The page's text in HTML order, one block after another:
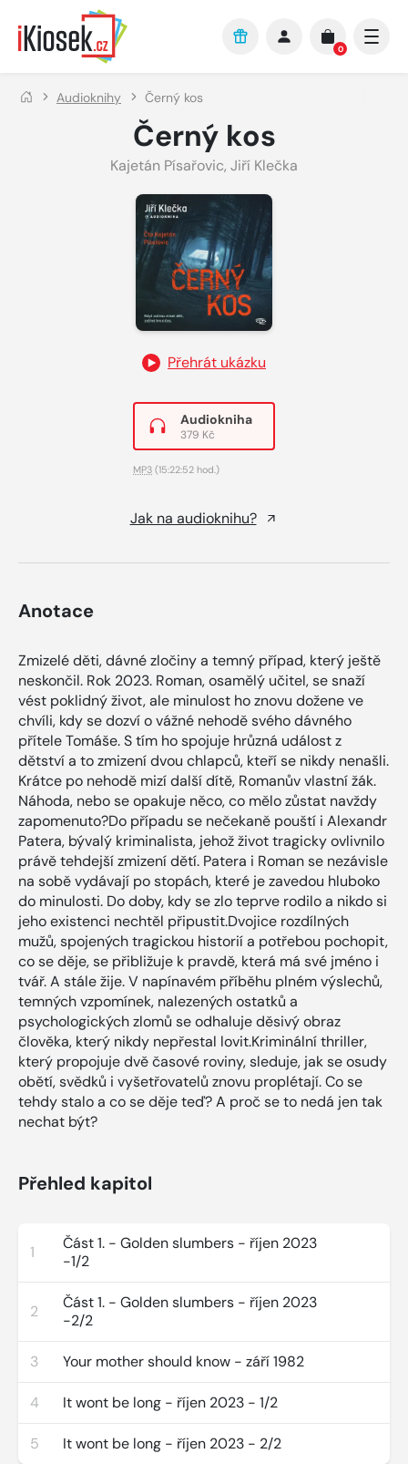
Přejít na hlavní obsah
0
Audioknihy Černý kos
Černý kos
Kajetán Písařovic, Jiří Klečka
Přehrát ukázku
Audiokniha
379 Kč
MP3 (15:22:52 hod.)
Jak na audioknihu?
Anotace
Zmizelé děti, dávné zločiny a temný případ, který ještě
neskončil. Rok 2023. Roman, osamělý učitel, se snaží
vést poklidný život, ale minulost ho znovu dožene ve
chvíli, kdy se dozví o vážné nehodě svého dávného
přítele Tomáše. S tím ho spojuje hrůzná událost z
dětství a to zmizení dvou chlapců, kteří se nikdy nenašli.
Krátce po nehodě mizí další dítě, Romanův vlastní žák.
Náhoda, nebo se opakuje něco, co mělo zůstat navždy
zapomenuto?Do případu se nečekaně pouští i Alexandr
Patera, bývalý kriminalista, jehož život tragicky ovlivnilo
právě tehdejší zmizení dětí. Patera i Roman se nezávisle
na sobě vydávají po stopách, které je zavedou hluboko
do minulosti. Do doby, kdy se zlo teprve rodilo a nikdo si
jeho existenci nechtěl připustit.Dvojice rozdílných
mužů, spojených tragickou historií a potřebou pochopit,
co se děje, se přibližuje k pravdě, která má své jméno i
tvář. A stále žije. V napínavém příběhu plném výslechů,
temných vzpomínek, nalezených ostatků a
psychologických zlomů se odhaluje děsivý obraz
člověka, který nikdy nepřestal lovit.Kriminální thriller,
který propojuje dvě časové roviny, sleduje, jak se osudy
obětí, svědků i vyšetřovatelů znovu proplétají. Co se
tehdy stalo a co se děje teď? A proč se to nedá jen tak
nechat být?
Přehled kapitol
1
Část 1. - Golden slumbers - říjen 2023
-1/2
2
Část 1. - Golden slumbers - říjen 2023
-2/2
3 Your mother should know - září 1982
4 It wont be long - říjen 2023 - 1/2
5 It wont be long - říjen 2023 - 2/2